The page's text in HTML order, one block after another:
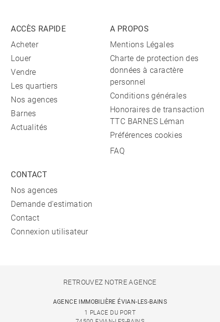
ACCÈS RAPIDE
Acheter
Louer
Vendre
Les quartiers
Nos agences
Barnes
Actualités
A PROPOS
Mentions Légales
Charte de protection des
données à caractère
personnel
Conditions générales
Honoraires de transaction
TTC BARNES Léman
Préférences cookies
FAQ
CONTACT
Nos agences
Demande d'estimation
Contact
Connexion utilisateur
RETROUVEZ NOTRE AGENCE
AGENCE IMMOBILIÈRE ÉVIAN-LES-BAINS
1 PLACE DU PORT